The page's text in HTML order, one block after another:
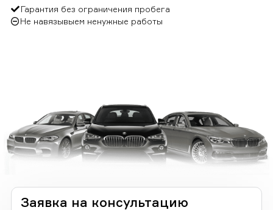
Гарантия без ограничения пробега
Не навязывыем ненужные работы
Заявка на консультацию